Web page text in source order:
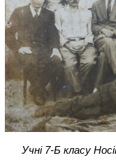
Учні 7-Б класу